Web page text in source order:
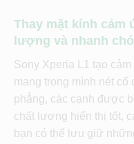
Thay mặt kính cảm
lượng và nhanh
Sony Xperia L1 tạo
mang trong mình nét cổ
phẳng, các cạnh được
chất lượng hiển thị tốt,
bạn có thể lưu giữ